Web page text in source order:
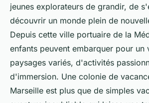
gervais •29 décembre 2024•3 min de
jeunes explorateurs de grandir, de
découvrir un monde plein de
Depuis cette ville portuaire de la
enfants peuvent embarquer pour un
paysages variés, d'activités
d'immersion. Une colonie de
Marseille est plus que de simples